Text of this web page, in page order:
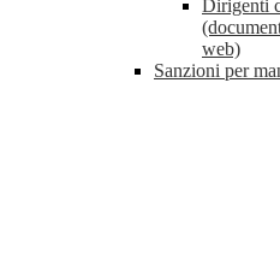
Dirigenti
web)
Sanzioni per